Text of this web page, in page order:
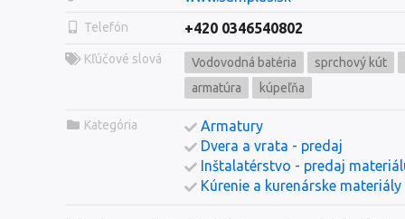
Telefón +420 0346540802
Kľúčové slová Vodovodná batéria sprchový kút
armatúra
kúpeľňa
Kategória
Armatury
Dvera a vrata - predaj
Inštalatérstvo - predaj
Kúrenie a kurenárske